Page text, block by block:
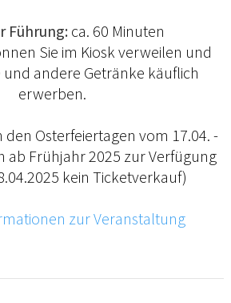
Führung:ca. 60 Minuten
Sie im Kiosk verweilen und
und andere Getränke käuflich
erwerben.
den Osterfeiertagen vom 17.04. -
ab Frühjahr 2025 zur Verfügung
kein Ticketverkauf)
zur Veranstaltung